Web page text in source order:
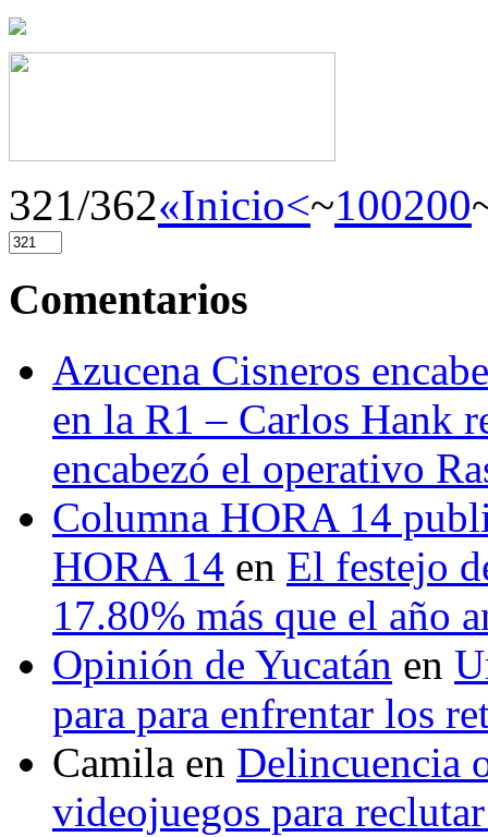
321/362«Inicio<~100200
Comentarios
Azucena Cisneros
en la R1 – Carlos Hank
encabezó el operativo
Columna HORA 14
HORA 14 en El festejo
17.80% más que el año
Opinión de Yucatán en
para para enfrentar los
Camila en Delincuencia
videojuegos para